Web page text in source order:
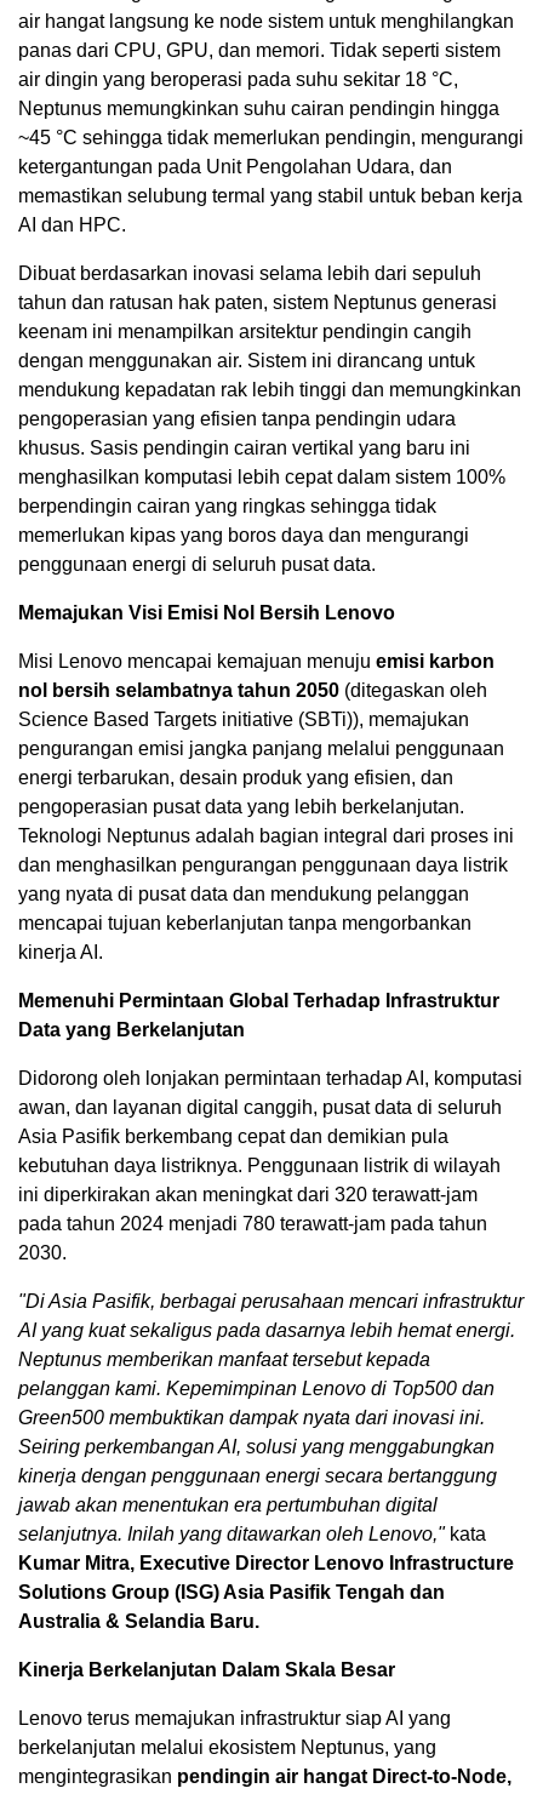
air hangat langsung ke node sistem untuk menghilangkan
panas dari CPU, GPU, dan memori. Tidak seperti sistem
air dingin yang beroperasi pada suhu sekitar 18 °C,
Neptunus memungkinkan suhu cairan pendingin hingga
~45 °C sehingga tidak memerlukan pendingin, mengurangi
ketergantungan pada Unit Pengolahan Udara, dan
memastikan selubung termal yang stabil untuk beban kerja
AI dan HPC.
Dibuat berdasarkan inovasi selama lebih dari sepuluh
tahun dan ratusan hak paten, sistem Neptunus generasi
keenam ini menampilkan arsitektur pendingin cangih
dengan menggunakan air. Sistem ini dirancang untuk
mendukung kepadatan rak lebih tinggi dan memungkinkan
pengoperasian yang efisien tanpa pendingin udara
khusus. Sasis pendingin cairan vertikal yang baru ini
menghasilkan komputasi lebih cepat dalam sistem 100%
berpendingin cairan yang ringkas sehingga tidak
memerlukan kipas yang boros daya dan mengurangi
penggunaan energi di seluruh pusat data.
Memajukan Visi Emisi Nol Bersih Lenovo
Misi Lenovo mencapai kemajuan menuju emisi karbon
nol bersih selambatnya tahun 2050 (ditegaskan oleh
Science Based Targets initiative (SBTi)), memajukan
pengurangan emisi jangka panjang melalui penggunaan
energi terbarukan, desain produk yang efisien, dan
pengoperasian pusat data yang lebih berkelanjutan.
Teknologi Neptunus adalah bagian integral dari proses ini
dan menghasilkan pengurangan penggunaan daya listrik
yang nyata di pusat data dan mendukung pelanggan
mencapai tujuan keberlanjutan tanpa mengorbankan
kinerja AI.
Memenuhi Permintaan Global Terhadap Infrastruktur
Data yang Berkelanjutan
Didorong oleh lonjakan permintaan terhadap AI, komputasi
awan, dan layanan digital canggih, pusat data di seluruh
Asia Pasifik berkembang cepat dan demikian pula
kebutuhan daya listriknya. Penggunaan listrik di wilayah
ini diperkirakan akan meningkat dari 320 terawatt-jam
pada tahun 2024 menjadi 780 terawatt-jam pada tahun
2030.
"Di Asia Pasifik, berbagai perusahaan mencari infrastruktur
AI yang kuat sekaligus pada dasarnya lebih hemat energi.
Neptunus memberikan manfaat tersebut kepada
pelanggan kami. Kepemimpinan Lenovo di Top500 dan
Green500 membuktikan dampak nyata dari inovasi ini.
Seiring perkembangan AI, solusi yang menggabungkan
kinerja dengan penggunaan energi secara bertanggung
jawab akan menentukan era pertumbuhan digital
selanjutnya. Inilah yang ditawarkan oleh Lenovo," kata
Kumar Mitra, Executive Director Lenovo Infrastructure
Solutions Group (ISG) Asia Pasifik Tengah dan
Australia & Selandia Baru.
Kinerja Berkelanjutan Dalam Skala Besar
Lenovo terus memajukan infrastruktur siap AI yang
berkelanjutan melalui ekosistem Neptunus, yang
mengintegrasikan pendingin air hangat Direct-to-Node,